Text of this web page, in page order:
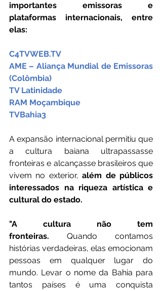
importantes emissoras e
plataformas internacionais, entre
elas:
C4TVWEB.TV
AME – Aliança Mundial de Emissoras
(Colômbia)
TV Latinidade
RAM Moçambique
TVBahia3
A expansão internacional permitiu que
a cultura baiana ultrapassasse
fronteiras e alcançasse brasileiros que
vivem no exterior, além de públicos
interessados na riqueza artística e
cultural do estado.
"A cultura não tem
fronteiras. Quando contamos
histórias verdadeiras, elas emocionam
pessoas em qualquer lugar do
mundo. Levar o nome da Bahia para
tantos países é uma conquista